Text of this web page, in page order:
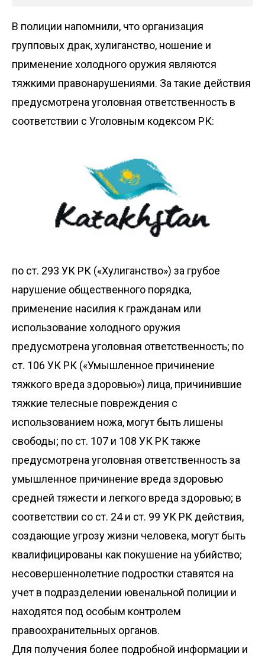
В полиции напомнили, что организация
групповых драк, хулиганство, ношение и
применение холодного оружия являются
тяжкими правонарушениями. За такие действия
предусмотрена уголовная ответственность в
соответствии с Уголовным кодексом РК:
по ст. 293 УК РК («Хулиганство») за грубое
нарушение общественного порядка,
применение насилия к гражданам или
использование холодного оружия
предусмотрена уголовная ответственность; по
ст. 106 УК РК («Умышленное причинение
тяжкого вреда здоровью») лица, причинившие
тяжкие телесные повреждения с
использованием ножа, могут быть лишены
свободы; по ст. 107 и 108 УК РК также
предусмотрена уголовная ответственность за
умышленное причинение вреда здоровью
средней тяжести и легкого вреда здоровью; в
соответствии со ст. 24 и ст. 99 УК РК действия,
создающие угрозу жизни человека, могут быть
квалифицированы как покушение на убийство;
несовершеннолетние подростки ставятся на
учет в подразделении ювенальной полиции и
находятся под особым контролем
правоохранительных органов.
Для получения более подробной информации и